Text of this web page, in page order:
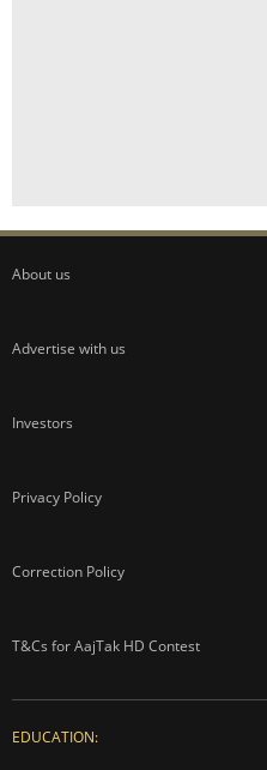
About us
Advertise with us
Investors
Privacy Policy
Correction Policy
T&Cs for AajTak HD Contest
EDUCATION: